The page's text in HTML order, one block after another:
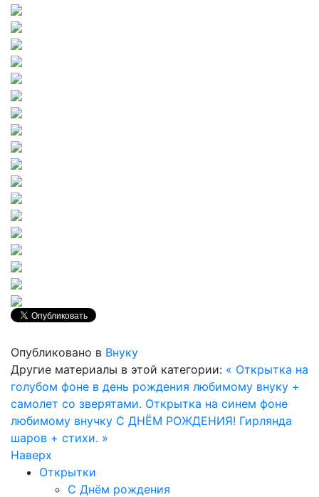
Опубликовано в Внуку
Другие материалы в этой категории: « Открытка на
голубом фоне в день рождения любимому внуку +
самолет со зверятами. Открытка на синем фоне
любимому внучку С ДНЁМ РОЖДЕНИЯ! Гирлянда
шаров + стихи. »
Наверх
Открытки
С Днём рождения